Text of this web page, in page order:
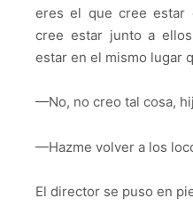
eres el que cree estar
cree estar junto a
estar en el mismo lugar
—No, no creo tal cosa,
—Hazme volver a los
El director se puso en